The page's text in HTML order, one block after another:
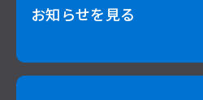
に関する苦情、相談等の問合せ
い。
お知らせを見る